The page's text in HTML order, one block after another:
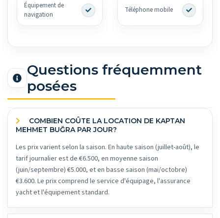
Équipement de
navigation
Téléphone mobile
Questions fréquemment
posées
MEHMET BUĞRA PAR JOUR?
Les prix varient selon la saison. En haute saison (juillet-août), le
tarif journalier est de €6.500, en moyenne saison
(juin/septembre) €5.000, et en basse saison (mai/octobre)
€3.600. Le prix comprend le service d'équipage, l'assurance
yacht et l'équipement standard.